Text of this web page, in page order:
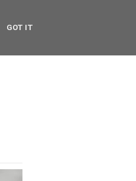
GOT IT